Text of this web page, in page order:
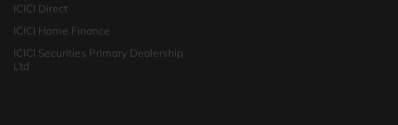
ICICI Direct
ICICI Home Finance
ICICI Securities Primary Dealership
Ltd